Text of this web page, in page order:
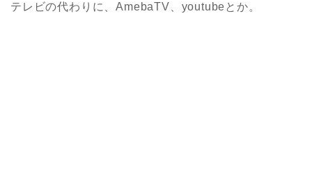
テレビの代わりに、AmebaTV、youtubeとか。